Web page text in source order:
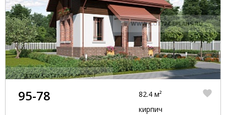
95-78
82.4 м²
кирпич